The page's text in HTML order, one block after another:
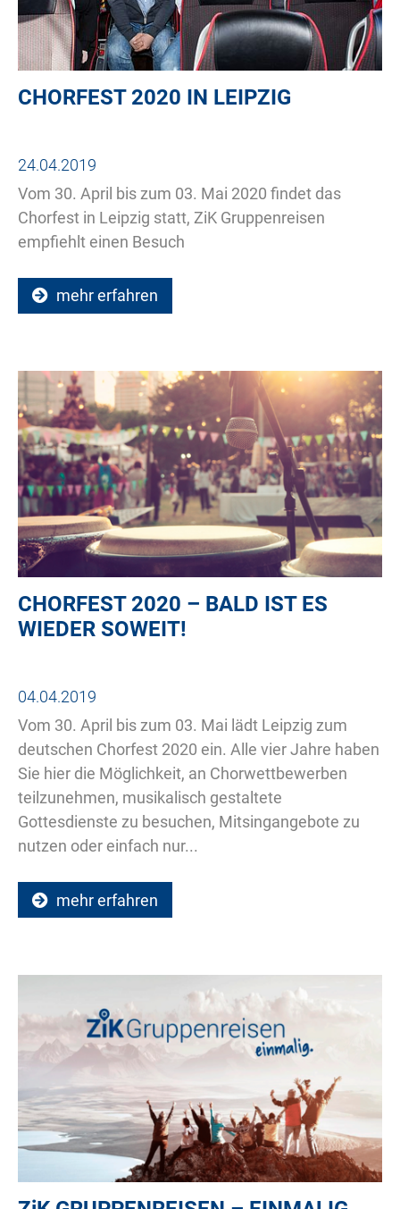
CHORFEST 2020 IN LEIPZIG
24.04.2019
Vom 30. April bis zum 03. Mai 2020 findet das
Chorfest in Leipzig statt, ZiK Gruppenreisen
empfiehlt einen Besuch
mehr erfahren
CHORFEST 2020 – BALD IST ES
WIEDER SOWEIT!
04.04.2019
Vom 30. April bis zum 03. Mai lädt Leipzig zum
deutschen Chorfest 2020 ein. Alle vier Jahre haben
Sie hier die Möglichkeit, an Chorwettbewerben
teilzunehmen, musikalisch gestaltete
Gottesdienste zu besuchen, Mitsingangebote zu
nutzen oder einfach nur...
mehr erfahren